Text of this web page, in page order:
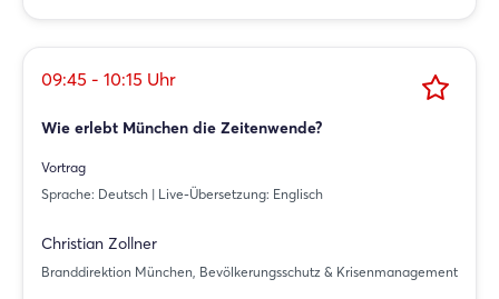
09:45 - 10:15 Uhr
Wie erlebt München die Zeitenwende?
Vortrag
Sprache: Deutsch | Live-Übersetzung: Englisch
Christian Zollner
Branddirektion München, Bevölkerungsschutz & Krisenmanagement